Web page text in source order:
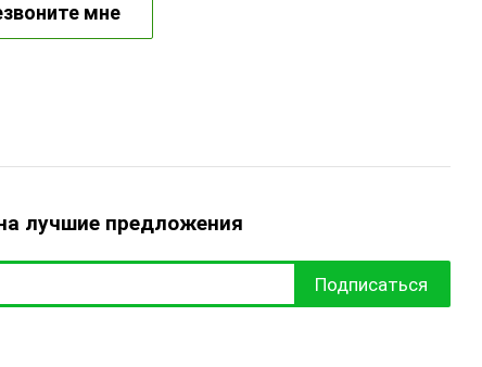
мне
лучшие предложения
Подписаться